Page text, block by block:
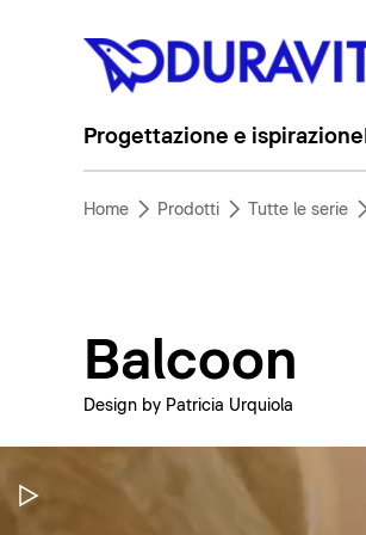
Progettazione e ispirazione
Home Prodotti Tutte le serie
Balcoon
Design by Patricia Urquiola
Metti in pausa il video